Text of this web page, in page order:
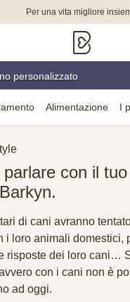
Per una vita migliore
personalizzato
Alimentazione I
con il
di cani avranno
i loro animali domestici,
risposte dei loro cani…
con i cani non è
ad oggi.